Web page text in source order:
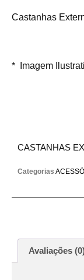
Castanhas
* Imagem
CASTANHAS
Categorias
Avaliações